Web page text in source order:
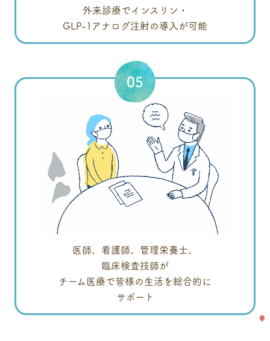
外来診療でインスリン・
GLP-1アナログ注射の導入が可能
医師、看護師、管理栄養士、
臨床検査技師が
チーム医療で皆様の生活を総合的に
サポート